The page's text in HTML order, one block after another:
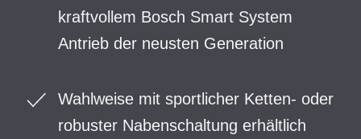
kraftvollem Bosch Smart System
Antrieb der neusten Generation
Wahlweise mit sportlicher Ketten- oder
robuster Nabenschaltung erhältlich